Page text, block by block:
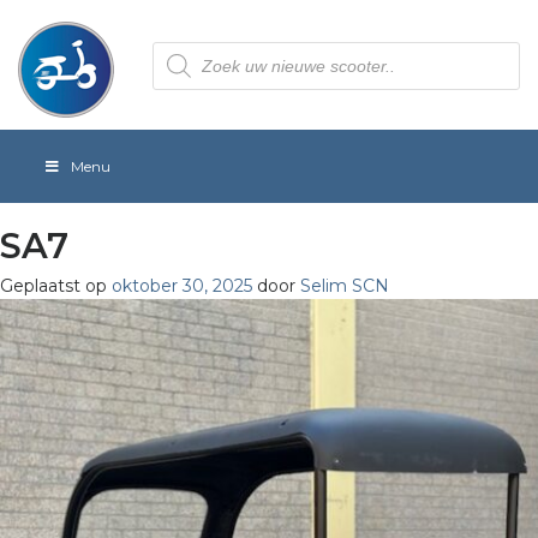
Producten
zoeken
Menu
SA7
Geplaatst op oktober 30, 2025 door Selim SCN